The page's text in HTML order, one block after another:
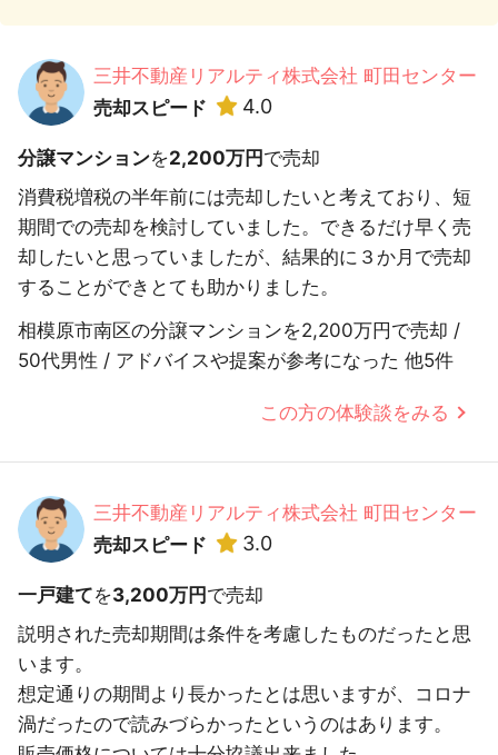
三井不動産リアルティ株式会社 町田センター
売却スピード
4.0
分譲マンションを2,200万円 で売却
消費税増税の半年前には売却したいと考えており、短
期間での売却を検討していました。できるだけ早く売
却したいと思っていましたが、結果的に３か月で売却
することができとても助かりました。
相模原市南区の分譲マンションを2,200万円で売却 /
50代男性 / アドバイスや提案が参考になった 他5件
この方の体験談をみる
三井不動産リアルティ株式会社 町田センター
売却スピード
3.0
一戸建てを3,200万円 で売却
説明された売却期間は条件を考慮したものだったと思
います。
想定通りの期間より長かったとは思いますが、コロナ
渦だったので読みづらかったというのはあります。